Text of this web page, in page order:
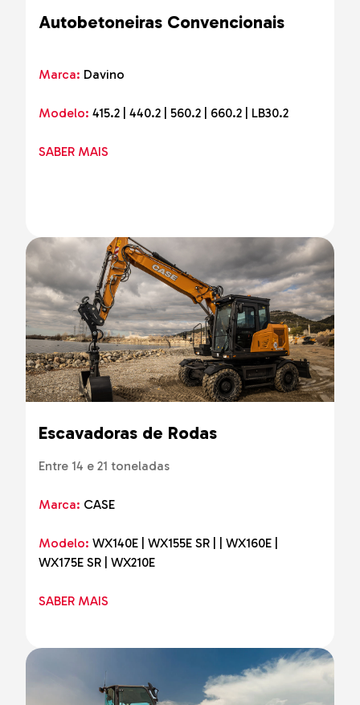
Autobetoneiras Convencionais
Marca: Davino
Modelo: 415.2 | 440.2 | 560.2 | 660.2 | LB30.2
SABER MAIS
Escavadoras de Rodas
Entre 14 e 21 toneladas
Marca: CASE
Modelo: WX140E | WX155E SR | | WX160E |
WX175E SR | WX210E
SABER MAIS